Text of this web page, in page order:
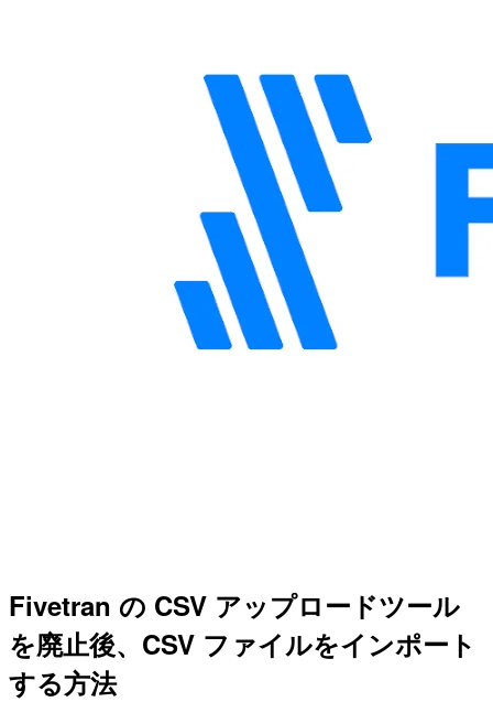
Fivetran の CSV アップロードツール
を廃止後、CSV ファイルをインポート
する方法